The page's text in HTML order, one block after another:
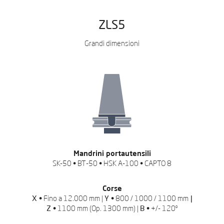
ZLS5
Grandi dimensioni
Mandrini portautensili
SK-50 • BT-50 • HSK A-100 • CAPTO 8
Corse
X •Fino a 12.000 mm | Y •800 / 1000 / 1100 mm|
Z • 1100 mm (Op. 1300 mm) | B • +/- 120º
Lasciaci i tuoi dati per
RICHIESTA DI OFFERTA